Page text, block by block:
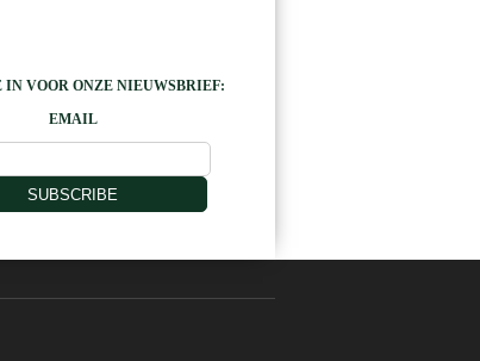
IN VOOR ONZE NIEUWSBRIEF:
EMAIL
SUBSCRIBE